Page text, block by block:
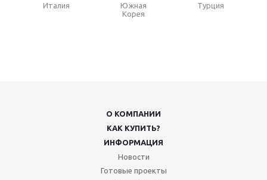
Италия
Южная
Корея
Турция
О КОМПАНИИ
КАК КУПИТЬ?
ИНФОРМАЦИЯ
Новости
Готовые проекты